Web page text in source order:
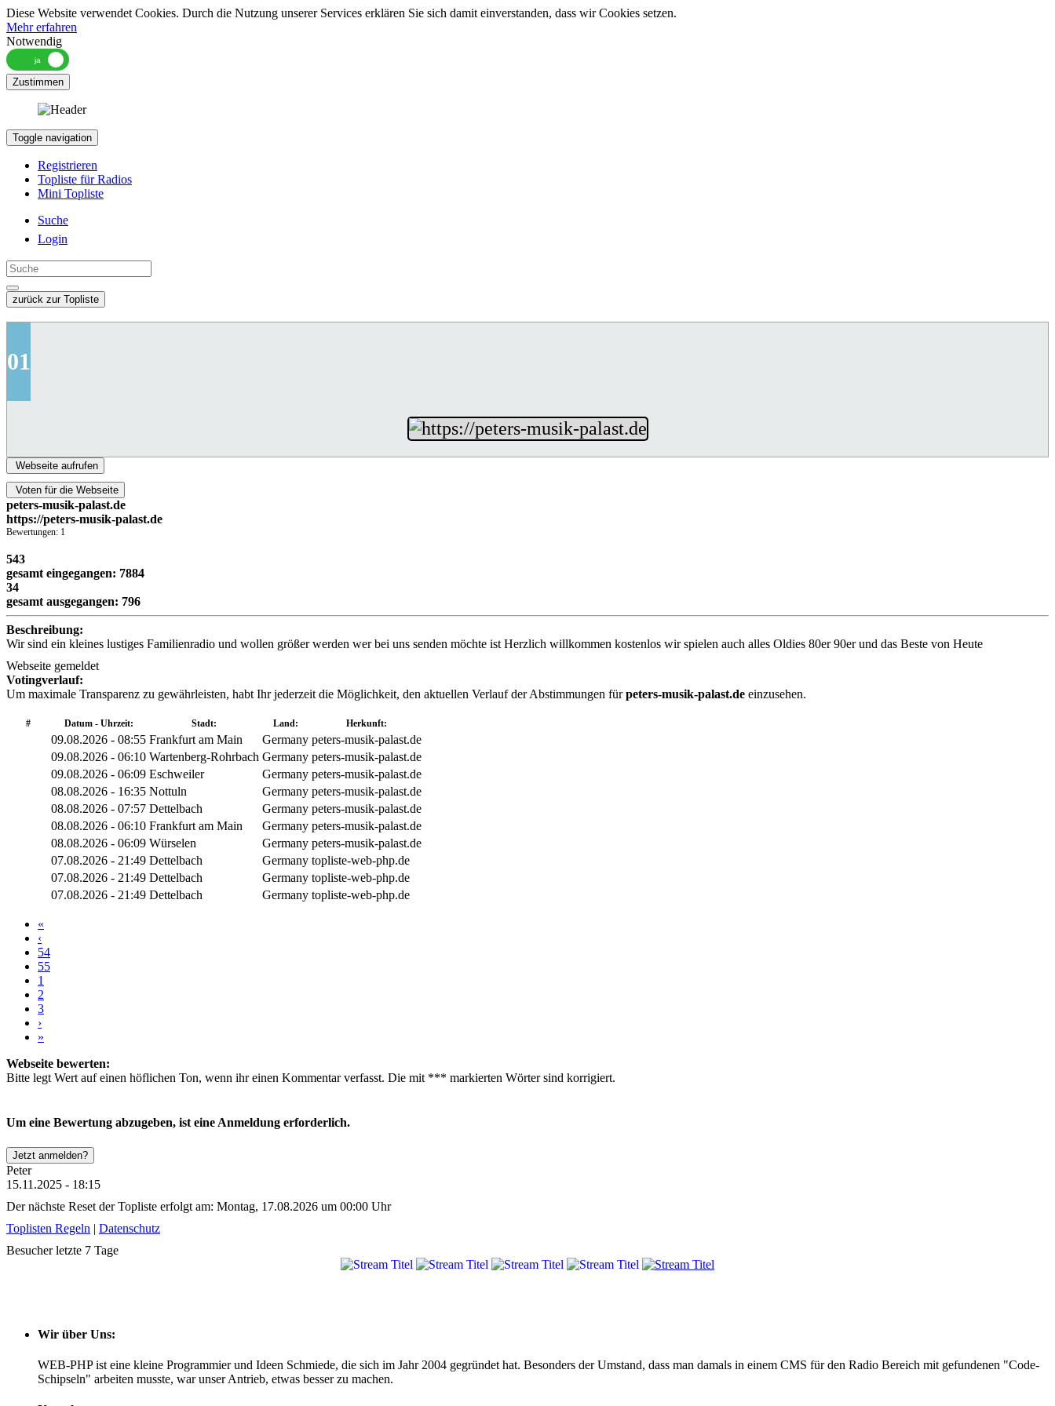
Diese Website verwendet Cookies. Durch die Nutzung unserer Services erklären Sie sich damit einverstanden, dass wir Cookies setzen.
Mehr erfahren
Notwendig
Zustimmen
Toggle navigation
Registrieren
Topliste für Radios
Mini Topliste
Suche
Login
zurück zur Topliste
01
Webseite aufrufen
Voten für die Webseite
peters-musik-palast.de
https://peters-musik-palast.de
Bewertungen: 1
543
gesamt eingegangen: 7884
34
gesamt ausgegangen: 796
Beschreibung:
Wir sind ein kleines lustiges Familienradio und wollen größer werden wer bei uns senden möchte ist Herzlich willkommen kostenlos wir spielen auch alles Oldies 80er 90er und das Beste von Heute
Webseite gemeldet
Votingverlauf:
Um maximale Transparenz zu gewährleisten, habt Ihr jederzeit die Möglichkeit, den aktuellen Verlauf der Abstimmungen fürpeters-musik-palast.de einzusehen.
# Datum - Uhrzeit: Stadt: Land: Herkunft:
09.08.2026 - 08:55 Frankfurt am Main Germany peters-musik-palast.de
09.08.2026 - 06:10 Wartenberg-Rohrbach Germany peters-musik-palast.de
09.08.2026 - 06:09 Eschweiler Germany peters-musik-palast.de
08.08.2026 - 16:35 Nottuln Germany peters-musik-palast.de
08.08.2026 - 07:57 Dettelbach Germany peters-musik-palast.de
08.08.2026 - 06:10 Frankfurt am Main Germany peters-musik-palast.de
08.08.2026 - 06:09 Würselen Germany peters-musik-palast.de
07.08.2026 - 21:49 Dettelbach Germany topliste-web-php.de
07.08.2026 - 21:49 Dettelbach Germany topliste-web-php.de
07.08.2026 - 21:49 Dettelbach Germany topliste-web-php.de
«
‹
54
55
1
2
3
›
»
Webseite bewerten:
Bitte legt Wert auf einen höflichen Ton, wenn ihr einen Kommentar verfasst. Die mit *** markierten Wörter sind korrigiert.
Um eine Bewertung abzugeben, ist eine Anmeldung erforderlich.
Jetzt anmelden?
Peter
15.11.2025 - 18:15
Der nächste Reset der Topliste erfolgt am: Montag, 17.08.2026 um 00:00 Uhr
Toplisten Regeln | Datenschutz
Besucher letzte 7 Tage
Wir über Uns:
WEB-PHP ist eine kleine Programmier und Ideen Schmiede, die sich im Jahr 2004 gegründet hat. Besonders der Umstand, dass man damals in einem CMS für den Radio Bereich mit gefundenen "Code-
Schipseln" arbeiten musste, war unser Antrieb, etwas besser zu machen.